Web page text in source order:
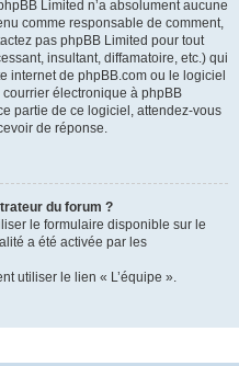
Limited n’a absolument aucune
comme responsable de comment,
pas phpBB Limited pour tout
insultant, diffamatoire, etc.) qui
internet de phpBB.com ou le logiciel
électronique à phpBB
partie de ce logiciel, attendez-vous
de réponse.
du forum ?
le formulaire disponible sur le
a été activée par les
utiliser le lien « L’équipe ».